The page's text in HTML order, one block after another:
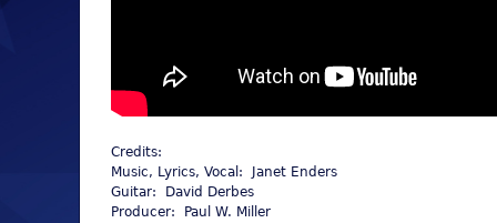
Credits:
Music, Lyrics, Vocal: Janet Enders
Guitar: David Derbes
Producer: Paul W. Miller